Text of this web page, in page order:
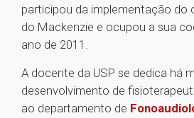
participou da implementação do
do Mackenzie e ocupou a sua
ano de 2011.
A docente da USP se dedica há
desenvolvimento de
ao departamento de